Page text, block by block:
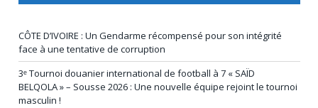
CÔTE D’IVOIRE : Un Gendarme récompensé pour son intégrité
face à une tentative de corruption
3ᵉ Tournoi douanier international de football à 7 « SAÏD
BELQOLA » – Sousse 2026 : Une nouvelle équipe rejoint le tournoi
masculin !